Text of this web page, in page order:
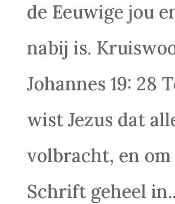
de Eeuwige jou
nabij is.
Johannes 19: 28
wist Jezus dat
volbracht, en om
Schrift geheel